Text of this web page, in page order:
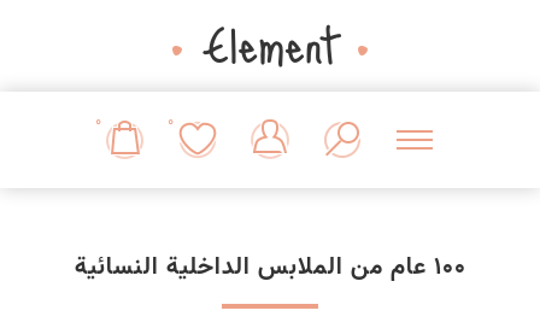
0
0
100 عام من الملابس الداخلية النسائية